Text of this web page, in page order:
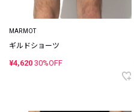
MARMOT
ギルドショーツ
¥4,620 30%OFF